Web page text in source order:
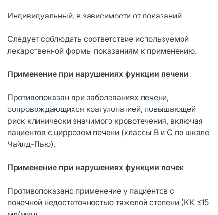
Индивидуальный, в зависимости от показаний.
Следует соблюдать соответствие используемой
лекарственной формы показаниям к применению.
Применение при нарушениях функции печени
Противопоказан при заболеваниях печени,
сопровождающихся коагулопатией, повышающей
риск клинически значимого кровотечения, включая
пациентов с циррозом печени (классы B и C по шкале
Чайлд-Пью).
Применение при нарушениях функции почек
Противопоказано применение у пациентов с
почечной недостаточностью тяжелой степени (КК ≤15